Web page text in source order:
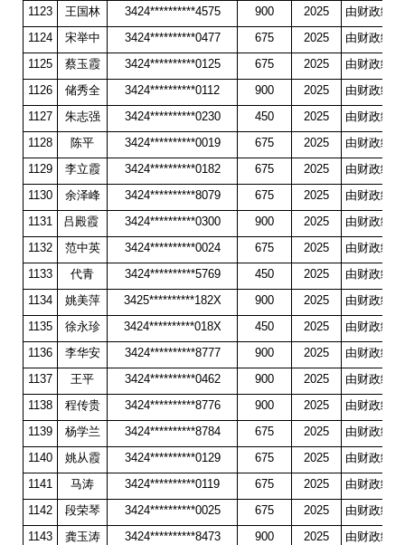
1123
王国林 3424**********4575 900 2025
由财政统
1124
宋举中 3424**********0477 675 2025
由财政统
1125
蔡玉霞 3424**********0125 675 2025
由财政统
1126
储秀全 3424**********0112 900 2025
由财政统
1127
朱志强 3424**********0230 450 2025
由财政统
1128
陈平 3424**********0019 675 2025
由财政统
1129
李立霞 3424**********0182 675 2025
由财政统
1130
余泽峰 3424**********8079 675 2025
由财政统
1131
吕殿霞 3424**********0300 900 2025
由财政统
1132
范中英 3424**********0024 675 2025
由财政统
1133
代青 3424**********5769 450 2025
由财政统
1134
姚美萍 3425**********182X 900 2025
由财政统
1135
徐永珍 3424**********018X 450 2025
由财政统
1136
李华安 3424**********8777 900 2025
由财政统
1137
王平 3424**********0462 900 2025
由财政统
1138
程传贵 3424**********8776 900 2025
由财政统
1139
杨学兰 3424**********8784 675 2025
由财政统
1140
姚从霞 3424**********0129 675 2025
由财政统
1141
马涛 3424**********0119 675 2025
由财政统
1142
段荣琴 3424**********0025 675 2025
由财政统
1143
龚玉涛 3424**********8473 900 2025
由财政统